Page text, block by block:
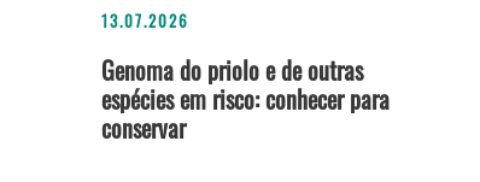
13.07.2026
Genoma do priolo e de outras
espécies em risco: conhecer para
conservar